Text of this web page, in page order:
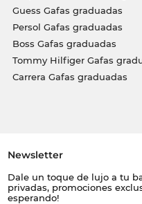
Guess Gafas graduadas
Persol Gafas graduadas
Boss Gafas graduadas
Tommy Hilfiger Gafas
Carrera Gafas graduadas
Newsletter
Dale un toque de lujo a tu
privadas, promociones
esperando!